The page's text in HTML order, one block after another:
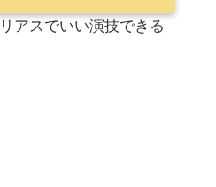
アスでいい演技できる